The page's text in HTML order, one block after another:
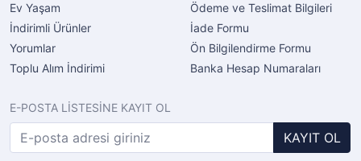
Ev Yaşam
İndirimli Ürünler
Yorumlar
Toplu Alım İndirimi
Ödeme ve Teslimat Bilgileri
İade Formu
Ön Bilgilendirme Formu
Banka Hesap Numaraları
E-POSTA LİSTESİNE KAYIT OL
KAYIT OL